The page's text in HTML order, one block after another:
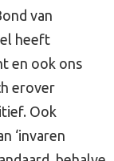
van
heeft
en ook ons
erover
Ook
‘invaren